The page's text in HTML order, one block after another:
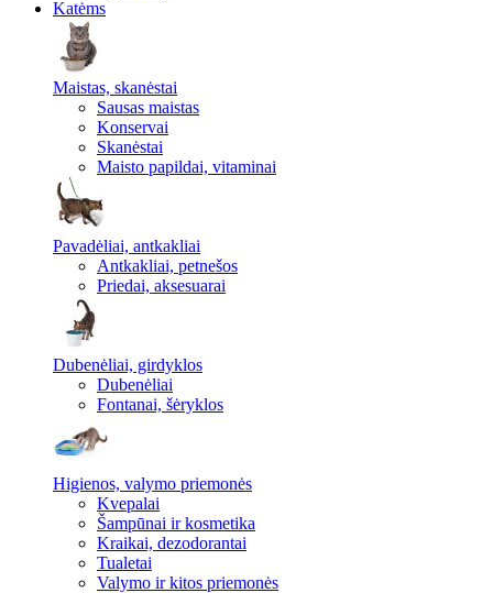
Katėms
Maistas, skanėstai
Sausas maistas
Konservai
Skanėstai
Maisto papildai, vitaminai
Pavadėliai, antkakliai
Antkakliai, petnešos
Priedai, aksesuarai
Dubenėliai, girdyklos
Dubenėliai
Fontanai, šėryklos
Higienos, valymo priemonės
Kvepalai
Šampūnai ir kosmetika
Kraikai, dezodorantai
Tualetai
Valymo ir kitos priemonės